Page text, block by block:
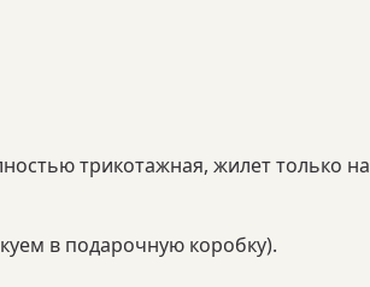
трикотажная, жилет только на
в подарочную коробку).